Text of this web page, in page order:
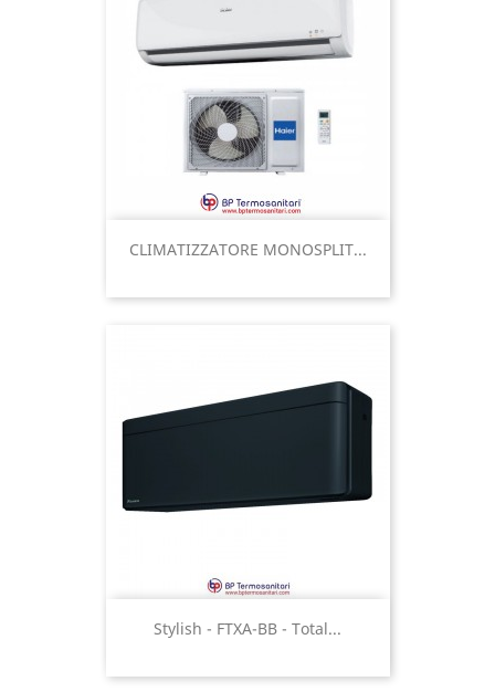
CLIMATIZZATORE MONOSPLIT...
Stylish - FTXA-BB - Total...